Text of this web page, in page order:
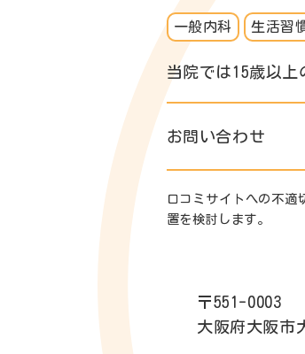
一般内科 生活習
当院では15歳以
お問い合わせ
口コミサイトへの不適
置を検討します。
〒551-0003
大阪府大阪市